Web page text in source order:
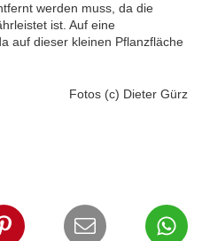
werden muss, da die
ist. Auf eine
auf dieser kleinen Pflanzfläche
Fotos (c) Dieter Gürz